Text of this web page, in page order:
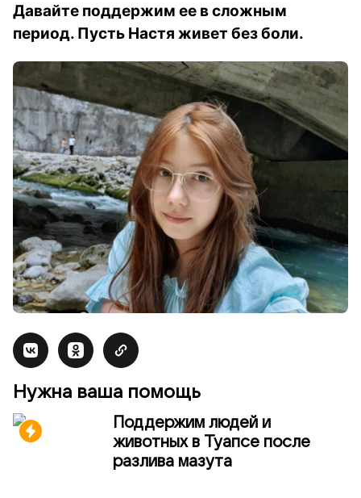
Давайте поддержим ее в сложным
период. Пусть Настя живет без боли.
Нужна ваша помощь
Поддержим людей и
животных в Туапсе после
разлива мазута